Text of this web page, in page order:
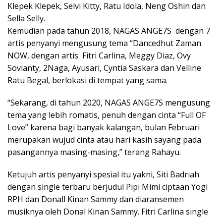
Klepek Klepek, Selvi Kitty, Ratu Idola, Neng Oshin dan
Sella Selly.
Kemudian pada tahun 2018, NAGAS ANGE7S dengan 7
artis penyanyi mengusung tema “Dancedhut Zaman
NOW, dengan artis Fitri Carlina, Meggy Diaz, Ovy
Sovianty, 2Naga, Ayusari, Cyntia Saskara dan Velline
Ratu Begal, berlokasi di tempat yang sama.
“Sekarang, di tahun 2020, NAGAS ANGE7S mengusung
tema yang lebih romatis, penuh dengan cinta “Full OF
Love” karena bagi banyak kalangan, bulan Februari
merupakan wujud cinta atau hari kasih sayang pada
pasangannya masing-masing,” terang Rahayu.
Ketujuh artis penyanyi spesial itu yakni, Siti Badriah
dengan single terbaru berjudul Pipi Mimi ciptaan Yogi
RPH dan Donall Kinan Sammy dan diaransemen
musiknya oleh Donal Kinan Sammy. Fitri Carlina single